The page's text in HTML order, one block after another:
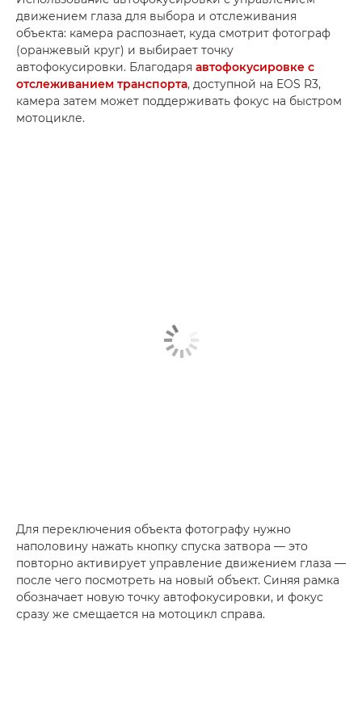
движением глаза для выбора и отслеживания
объекта: камера распознает, куда смотрит фотограф
(оранжевый круг) и выбирает точку
автофокусировки. Благодаря автофокусировке с
отслеживанием транспорта, доступной на EOS R3,
камера затем может поддерживать фокус на быстром
мотоцикле.
Для переключения объекта фотографу нужно
наполовину нажать кнопку спуска затвора — это
повторно активирует управление движением глаза —
после чего посмотреть на новый объект. Синяя рамка
обозначает новую точку автофокусировки, и фокус
сразу же смещается на мотоцикл справа.